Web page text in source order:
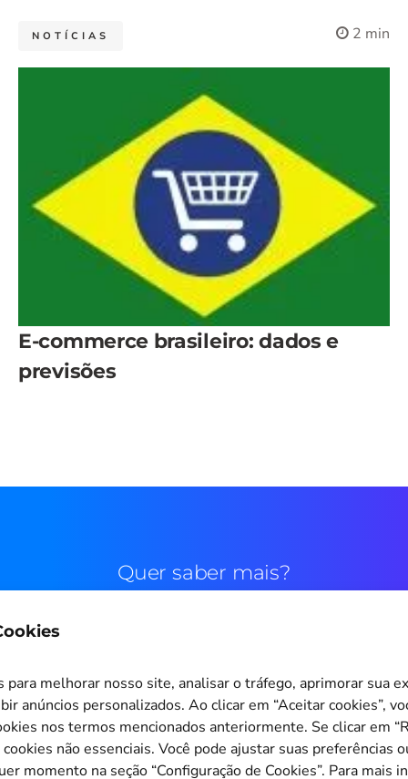
NOTÍCIAS 2 min
E-commerce brasileiro: dados e
previsões
para melhorar nosso site, analisar o tráfego, aprimorar sua
anúncios personalizados. Ao clicar em “Aceitar cookies”,
nos termos mencionados anteriormente. Se clicar em
não essenciais. Você pode ajustar suas preferências
momento na seção “Configuração de Cookies”. Para mais
Quer saber mais?
Configuração de Cookies